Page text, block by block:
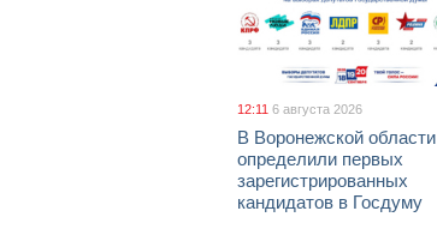
12:11 6 августа 2026
В Воронежской области
определили первых
зарегистрированных
кандидатов в Госдуму